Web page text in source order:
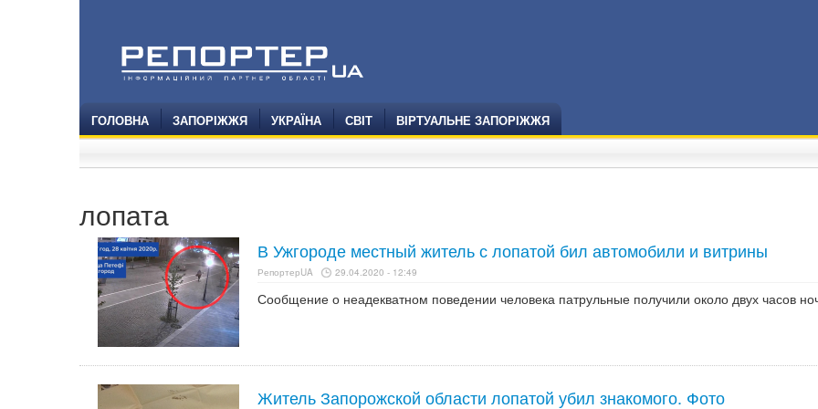
ГОЛОВНА ЗАПОРІЖЖЯ УКРАЇНА СВІТ ВІРТУАЛЬНЕ ЗАПОРІЖЖЯ
лопата
В Ужгороде местный житель с лопатой бил автомобили и витрины
РепортерUA 29.04.2020 - 12:49
Сообщение о неадекватном поведении человека патрульные получили около двух часов
Житель Запорожской области лопатой убил знакомого. Фото